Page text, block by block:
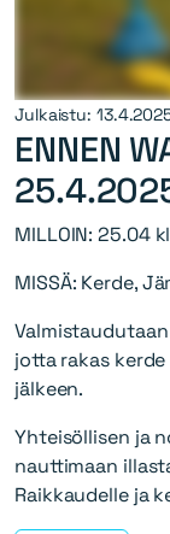
Julkaistu:
ENNEN
MILLOIN: 25.04
MISSÄ: Kerde,
jotta rakas
jälkeen.
Yhteisöllisen ja
nauttimaan
Raikkaudelle ja